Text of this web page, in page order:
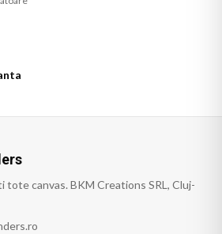
canvas. BKM Creations SRL, Cluj-